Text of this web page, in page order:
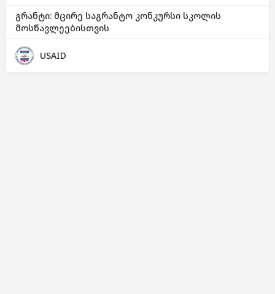
გრანტი: მცირე საგრანტო კონკურსი სკოლის
მოსწავლეებისთვის
USAID